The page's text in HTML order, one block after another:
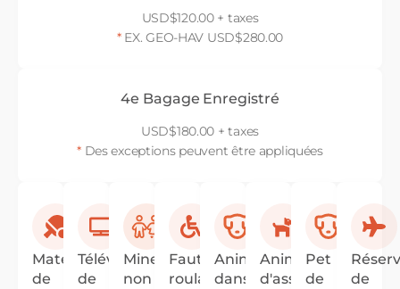
USD$120.00 + taxes
*EX. GEO-HAV USD$280.00
4e Bagage Enregistré
USD$180.00 + taxes
*Des exceptions peuvent être appliquées
Matériel
de
Télévision
de
Mineur
non
Fauteuil
roulant
Animaux
dans
Animaux
d'assistance
Pet
de
de